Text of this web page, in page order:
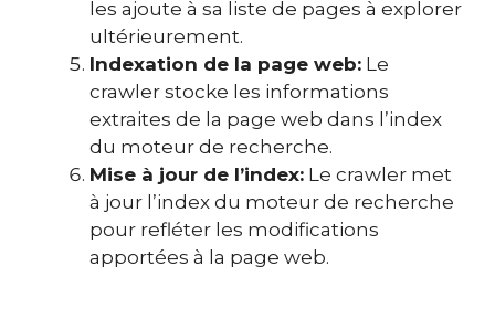
les ajoute à sa liste de pages à explorer
ultérieurement.
Indexation de la page web: Le
crawler stocke les informations
extraites de la page web dans l’index
du moteur de recherche.
Mise à jour de l’index: Le crawler met
à jour l’index du moteur de recherche
pour refléter les modifications
apportées à la page web.